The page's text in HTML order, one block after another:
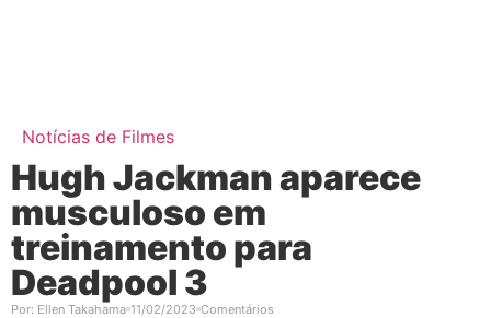
Notícias de Filmes
Hugh Jackman aparece
musculoso em
treinamento para
Deadpool 3
Por: Ellen Takahama 11/02/2023 Comentários